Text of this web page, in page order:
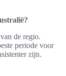
de regio.
periode voor
zijn.